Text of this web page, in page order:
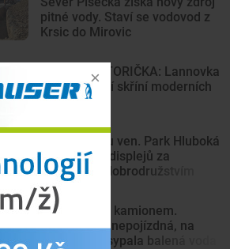
pitné vody. Staví se vodovod z
Krsic do Mirovic
DRBNA HISTORIČKA: Lannovka
byla výkladní skříní moderních
Budějovic
Z Minecraftu ven. Park Hluboká
láká děti od displejů za
skutečným dobrodružstvím
Střet vlaku s kamionem.
Souprava je nepojízdná, na
koleje se vysypala balená voda